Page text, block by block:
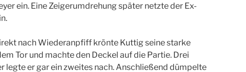
ein. Eine Zeigerumdrehung später netzte der Ex-
nach Wiederanpfiff krönte Kuttig seine starke
Tor und machte den Deckel auf die Partie. Drei
legte er gar ein zweites nach. Anschließend dümpelte